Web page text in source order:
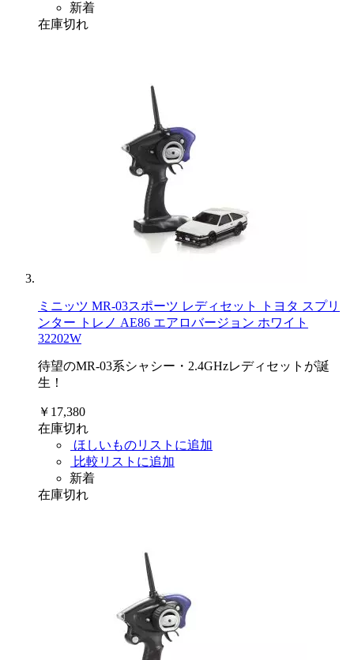
新着
在庫切れ
ミニッツ MR-03スポーツ レディセット トヨタ スプリ
ンター トレノ AE86 エアロバージョン ホワイト
32202W
待望のMR-03系シャシー・2.4GHzレディセットが誕
生！
￥17,380
在庫切れ
ほしいものリストに追加
比較リストに追加
新着
在庫切れ